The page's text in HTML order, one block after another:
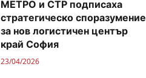
МЕТРО и CTP подписаха
стратегическо споразумение
за нов логистичен център
край София
23/04/2026